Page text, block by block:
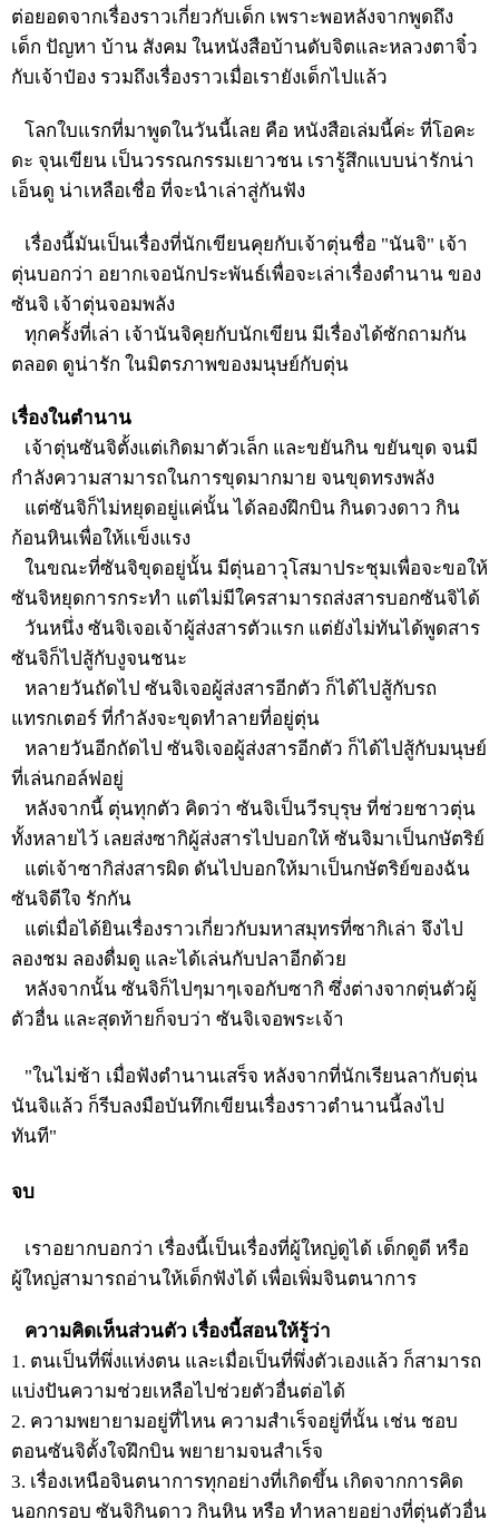
ต่อยอดจากเรื่องราวเกี่ยวกับเด็ก เพราะพอหลังจากพูดถึง
เด็ก ปัญหา บ้าน สังคม ในหนังสือบ้านดับจิตและหลวงตาจิ๋ว
กับเจ้าป๋อง รวมถึงเรื่องราวเมื่อเรายังเด็กไปแล้ว
โลกใบแรกที่มาพูดในวันนี้เลย คือ หนังสือเล่มนี้ค่ะ ที่โอคะ
ดะ จุนเขียน เป็นวรรณกรรมเยาวชน เรารู้สึกแบบน่ารักน่า
เอ็นดู น่าเหลือเชื่อ ที่จะนำเล่าสู่กันฟัง
เรื่องนี้มันเป็นเรื่องที่นักเขียนคุยกับเจ้าตุ่นชื่อ "นันจิ" เจ้า
ตุ่นบอกว่า อยากเจอนักประพันธ์เพื่อจะเล่าเรื่องตำนาน ของ
ซันจิ เจ้าตุ่นจอมพลัง
ทุกครั้งที่เล่า เจ้านันจิคุยกับนักเขียน มีเรื่องได้ซักถามกัน
ตลอด ดูน่ารัก ในมิตรภาพของมนุษย์กับตุ่น
เรื่องในตำนาน
เจ้าตุ่นซันจิตั้งแต่เกิดมาตัวเล็ก และขยันกิน ขยันขุด จนมี
กำลังความสามารถในการขุดมากมาย จนขุดทรงพลัง
แต่ซันจิก็ไม่หยุดอยู่แค่นั้น ได้ลองฝึกบิน กินดวงดาว กิน
ก้อนหินเพื่อให้เเข็งแรง
ในขณะที่ซันจิขุดอยู่นั้น มีตุ่นอาวุโสมาประชุมเพื่อจะขอให้
ซันจิหยุดการกระทำ แต่ไม่มีใครสามารถส่งสารบอกซันจิได้
วันหนึ่ง ซันจิเจอเจ้าผู้ส่งสารตัวแรก แต่ยังไม่ทันได้พูดสาร
ซันจิก็ไปสู้กับงูจนชนะ
หลายวันถัดไป ซันจิเจอผู้ส่งสารอีกตัว ก็ได้ไปสู้กับรถ
แทรกเตอร์ ที่กำลังจะขุดทำลายที่อยู่ตุ่น
หลายวันอีกถัดไป ซันจิเจอผู้ส่งสารอีกตัว ก็ได้ไปสู้กับมนุษย์
ที่เล่นกอล์ฟอยู่
หลังจากนี้ ตุ่นทุกตัว คิดว่า ซันจิเป็นวีรบุรุษ ที่ช่วยชาวตุ่น
ทั้งหลายไว้ เลยส่งซากิผู้ส่งสารไปบอกให้ ซันจิมาเป็นกษัตริย์
แต่เจ้าซากิส่งสารผิด ดันไปบอกให้มาเป็นกษัตริย์ของฉัน
ซันจิดีใจ รักกัน
แต่เมื่อได้ยินเรื่องราวเกี่ยวกับมหาสมุทรที่ซากิเล่า จึงไป
ลองชม ลองดื่มดู และได้เล่นกับปลาอีกด้วย
หลังจากนั้น ซันจิก็ไปๆมาๆเจอกับซากิ ซึ่งต่างจากตุ่นตัวผู้
ตัวอื่น และสุดท้ายก็จบว่า ซันจิเจอพระเจ้า
"ในไม่ช้า เมื่อฟังตำนานเสร็จ หลังจากที่นักเรียนลากับตุ่น
นันจิแล้ว ก็รีบลงมือบันทึกเขียนเรื่องราวตำนานนี้ลงไป
ทันที"
จบ
เราอยากบอกว่า เรื่องนี้เป็นเรื่องที่ผู้ใหญ่ดูได้ เด็กดูดี หรือ
ผู้ใหญ่สามารถอ่านให้เด็กฟังได้ เพื่อเพิ่มจินตนาการ
ความคิดเห็นส่วนตัว เรื่องนี้สอนให้รู้ว่า
1. ตนเป็นที่พึ่งแห่งตน และเมื่อเป็นที่พึ่งตัวเองแล้ว ก็สามารถ
แบ่งปันความช่วยเหลือไปช่วยตัวอื่นต่อได้
2. ความพยายามอยู่ที่ไหน ความสำเร็จอยู่ที่นั้น เช่น ชอบ
ตอนซันจิตั้งใจฝึกบิน พยายามจนสำเร็จ
3. เรื่องเหนือจินตนาการทุกอย่างที่เกิดขึ้น เกิดจากการคิด
นอกกรอบ ซันจิกินดาว กินหิน หรือ ทำหลายอย่างที่ตุ่นตัวอื่น